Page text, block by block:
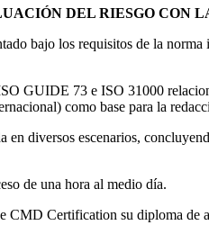
DEL RIESGO CON
bajo los requisitos de la
GUIDE 73 e ISO 31000
como base para la
diversos escenarios,
de una hora al medio día.
CMD Certification su diploma de